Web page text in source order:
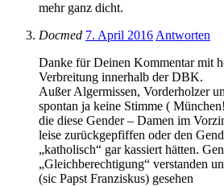
mehr ganz dicht.
Docmed 7. April 2016 Antworten
Danke für Deinen Kommentar mit
Verbreitung innerhalb der DBK.
Außer Algermissen, Vorderholzer
spontan ja keine Stimme (
die diese Gender – Damen im
leise zurückgepfiffen oder den
„katholisch“ gar kassiert hätten.
„Gleichberechtigung“ verstanden
(sic Papst Franziskus) gesehen